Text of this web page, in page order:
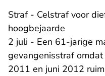
Straf - Celstraf voor
hoogbejaarde
2 juli - Een 61-jarige
gevangenisstraf
2011 en juni 2012